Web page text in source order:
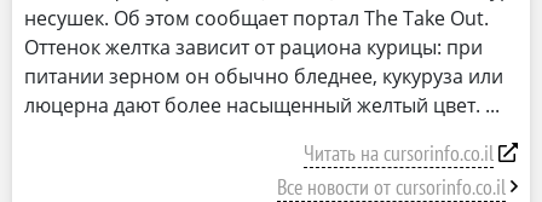
несушек. Об этом сообщает портал The Take Out.
Оттенок желтка зависит от рациона курицы: при
питании зерном он обычно бледнее, кукуруза или
люцерна дают более насыщенный желтый цвет.
Читать на cursorinfo.co.il
Все новости от cursorinfo.co.il